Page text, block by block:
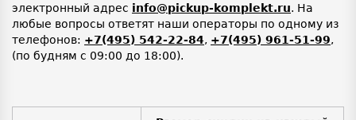
электронный адрес info@pickup-komplekt.ru. На
любые вопросы ответят наши операторы по одному из
телефонов: +7(495) 542-22-84, +7(495) 961-51-99,
(по будням с 09:00 до 18:00).